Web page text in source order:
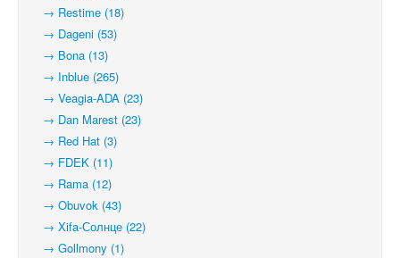
→ Restime (18)
→ Dageni (53)
→ Bona (13)
→ Inblue (265)
→ Veagia-ADA (23)
→ Dan Marest (23)
→ Red Hat (3)
→ FDEK (11)
→ Rama (12)
→ Obuvok (43)
→ Xifa-Солнце (22)
→ Gollmony (1)